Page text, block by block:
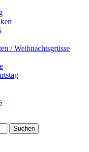
/ Weihnachtsgrüsse